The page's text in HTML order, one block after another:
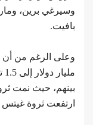
وسيرغي برين،
بافيت.
ارتفعت ثروة غيتس